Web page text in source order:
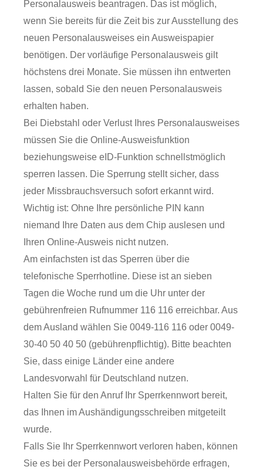
Personalausweis beantragen. Das ist möglich,
wenn Sie bereits für die Zeit bis zur Ausstellung des
neuen Personalausweises ein Ausweispapier
benötigen. Der vorläufige Personalausweis gilt
höchstens drei Monate. Sie müssen ihn entwerten
lassen, sobald Sie den neuen Personalausweis
erhalten haben.
Bei Diebstahl oder Verlust Ihres Personalausweises
müssen Sie die Online-Ausweisfunktion
beziehungsweise eID-Funktion schnellstmöglich
sperren lassen. Die Sperrung stellt sicher, dass
jeder Missbrauchsversuch sofort erkannt wird.
Wichtig ist: Ohne Ihre persönliche PIN kann
niemand Ihre Daten aus dem Chip auslesen und
Ihren Online-Ausweis nicht nutzen.
Am einfachsten ist das Sperren über die
telefonische Sperrhotline. Diese ist an sieben
Tagen die Woche rund um die Uhr unter der
gebührenfreien Rufnummer 116 116 erreichbar. Aus
dem Ausland wählen Sie 0049-116 116 oder 0049-
30-40 50 40 50 (gebührenpflichtig). Bitte beachten
Sie, dass einige Länder eine andere
Landesvorwahl für Deutschland nutzen.
Halten Sie für den Anruf Ihr Sperrkennwort bereit,
das Ihnen im Aushändigungsschreiben mitgeteilt
wurde.
Falls Sie Ihr Sperrkennwort verloren haben, können
Sie es bei der Personalausweisbehörde erfragen,